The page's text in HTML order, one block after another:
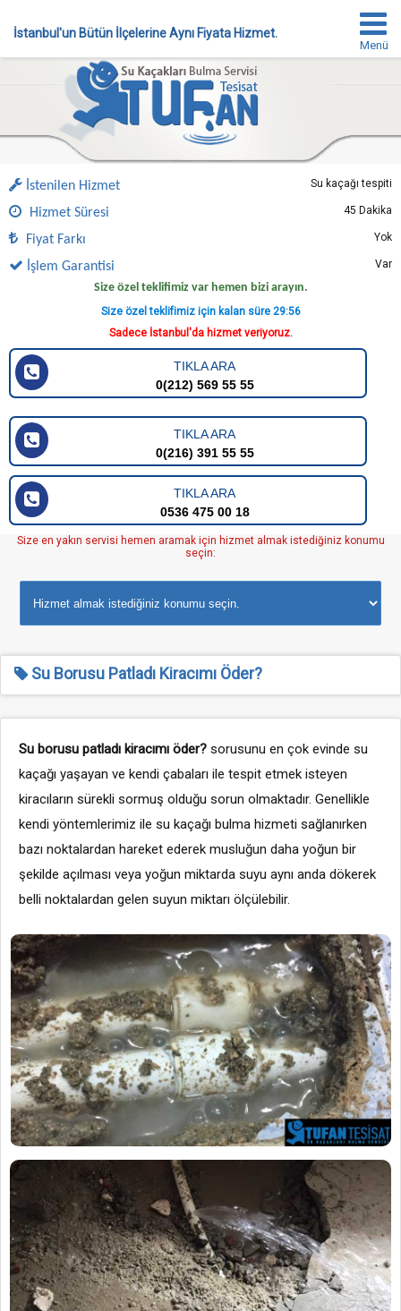
İstanbul'un Bütün İlçelerine Aynı Fiyata Hizmet.
Menü
İstenilen Hizmet Su kaçağı tespiti
Hizmet Süresi 45 Dakika
Fiyat Farkı Yok
İşlem Garantisi Var
Size özel teklifimiz var hemen bizi arayın.
Size özel teklifimiz için kalan süre 29:55
Sadece İstanbul'da hizmet veriyoruz.
TIKLA ARA
0(212) 569 55 55
TIKLA ARA
0(216) 391 55 55
TIKLA ARA
0536 475 00 18
Size en yakın servisi hemen aramak için hizmet almak istediğiniz konumu
seçin:
Su Borusu Patladı Kiracımı Öder?
Su borusu patladı kiracımı öder? sorusunu en çok evinde su
kaçağı yaşayan ve kendi çabaları ile tespit etmek isteyen
kiracıların sürekli sormuş olduğu sorun olmaktadır. Genellikle
kendi yöntemlerimiz ile su kaçağı bulma hizmeti sağlanırken
bazı noktalardan hareket ederek musluğun daha yoğun bir
şekilde açılması veya yoğun miktarda suyu aynı anda dökerek
belli noktalardan gelen suyun miktarı ölçülebilir.